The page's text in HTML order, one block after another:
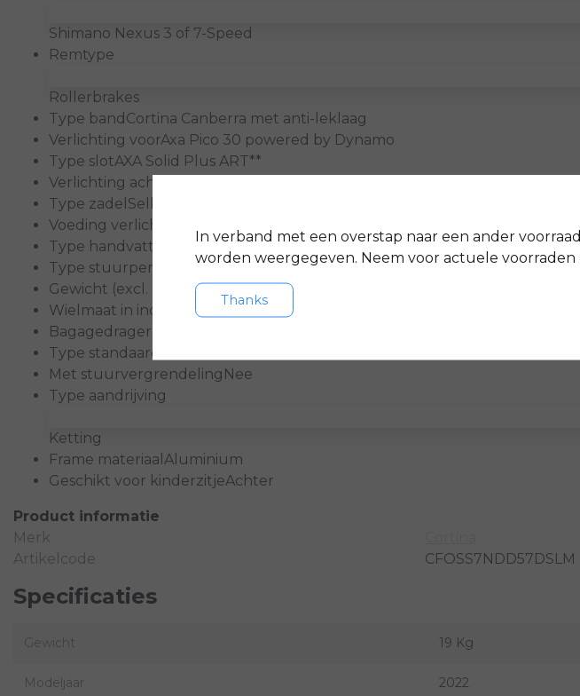
Shimano Nexus 3 of 7-Speed
Remtype
Rollerbrakes
Type band Cortina Canberra met anti-leklaag
Verlichting voorAxa Pico 30 powered by Dynamo
Type slotAXA Solid Plus ART**
Verlichting achter
Type zadel Selle Royal Aurorae
Voeding verlichting
Type handvatten
Cortina Dakar
Type stuurpen
Verstelbaar
Gewicht (excl. accu)
19
Wielmaat in inch
Bagagedrager(s)
Type standaard
Met stuurvergrendeling Nee
Type aandrijving
Ketting
Frame materiaal Aluminium
Geschikt voor kinderzitjeAchter
Product informatie
Merk
Artikelcode
CFOSS7NDD57DSLM
Specificaties
Gewicht 19 Kg
Modeljaar 2022
In verband met een overstap naar een ander
worden weergegeven. Neem voor actuele voorraden
Thanks